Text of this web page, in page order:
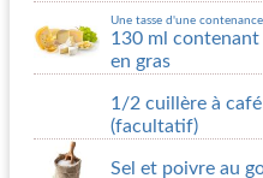
Une tasse d'une
130 ml
en gras
1/2 cuillère à
(facultatif)
Sel et poivre au